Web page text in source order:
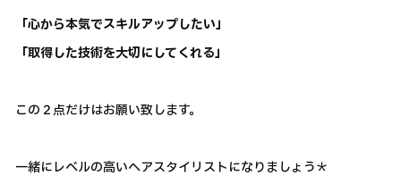
「心から本気でスキルアップしたい」
「取得した技術を大切にしてくれる」
この２点だけはお願い致します。
一緒にレベルの高いヘアスタイリストになりましょう＊